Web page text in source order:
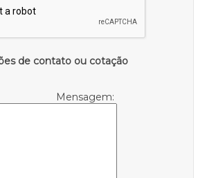
de contato ou cotação
Mensagem: